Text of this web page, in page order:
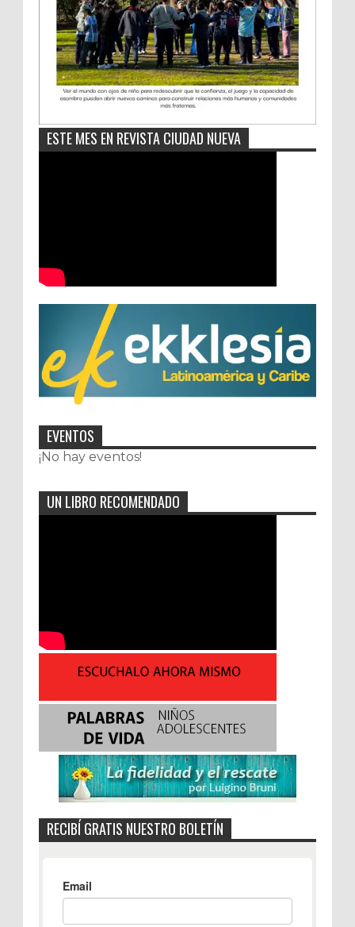
ESTE MES EN REVISTA CIUDAD NUEVA
EVENTOS
¡No hay eventos!
UN LIBRO RECOMENDADO
RECIBÍ GRATIS NUESTRO BOLETÍN